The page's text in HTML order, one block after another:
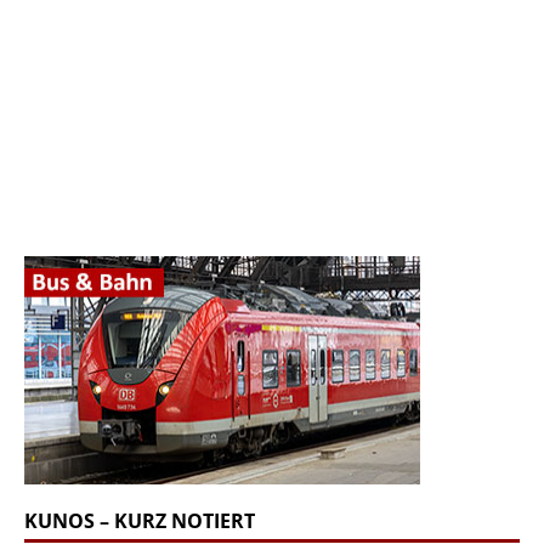
KUNOS – KURZ NOTIERT